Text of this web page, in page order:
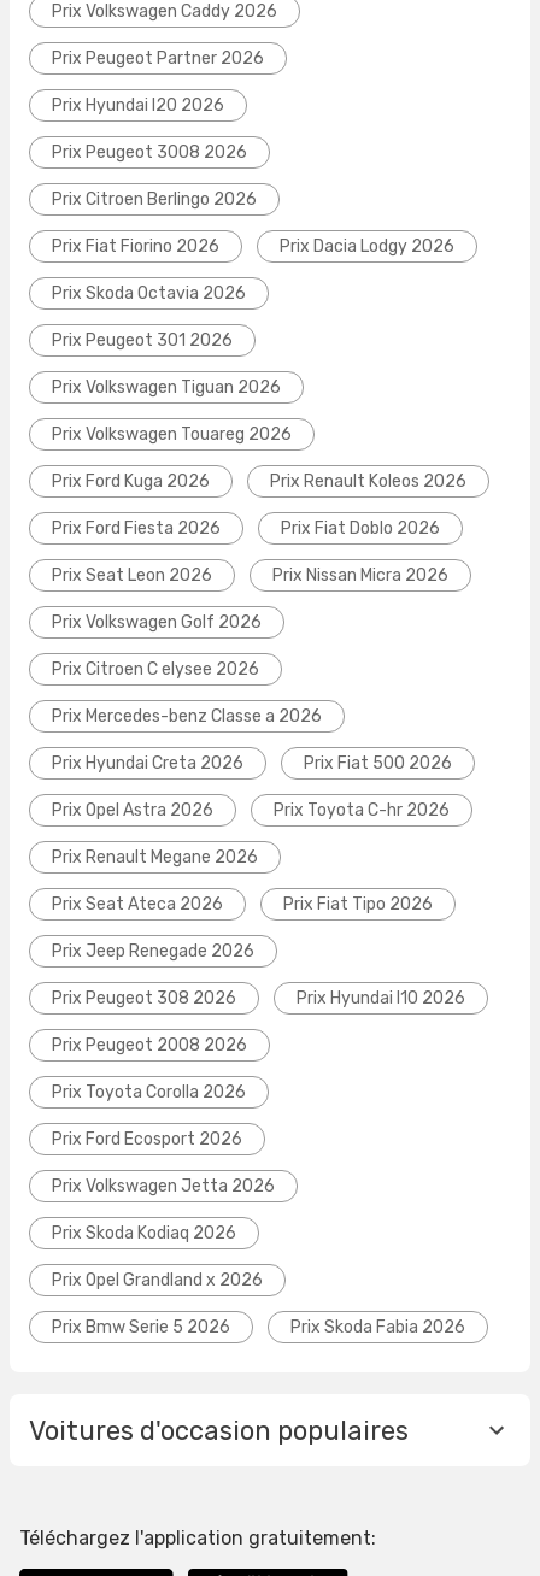
Prix Volkswagen Caddy 2026
Prix Peugeot Partner 2026
Prix Hyundai I20 2026
Prix Peugeot 3008 2026
Prix Citroen Berlingo 2026
Prix Fiat Fiorino 2026 Prix Dacia Lodgy 2026
Prix Skoda Octavia 2026
Prix Peugeot 301 2026
Prix Volkswagen Tiguan 2026
Prix Volkswagen Touareg 2026
Prix Ford Kuga 2026 Prix Renault Koleos 2026
Prix Ford Fiesta 2026 Prix Fiat Doblo 2026
Prix Seat Leon 2026 Prix Nissan Micra 2026
Prix Volkswagen Golf 2026
Prix Citroen C elysee 2026
Prix Mercedes-benz Classe a 2026
Prix Hyundai Creta 2026 Prix Fiat 500 2026
Prix Opel Astra 2026 Prix Toyota C-hr 2026
Prix Renault Megane 2026
Prix Seat Ateca 2026 Prix Fiat Tipo 2026
Prix Jeep Renegade 2026
Prix Peugeot 308 2026 Prix Hyundai I10 2026
Prix Peugeot 2008 2026
Prix Toyota Corolla 2026
Prix Ford Ecosport 2026
Prix Volkswagen Jetta 2026
Prix Skoda Kodiaq 2026
Prix Opel Grandland x 2026
Prix Bmw Serie 5 2026 Prix Skoda Fabia 2026
Voitures d'occasion populaires
Téléchargez l'application gratuitement: